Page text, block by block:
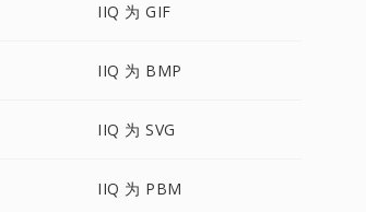
IIQ 为 GIF
IIQ 为 BMP
IIQ 为 SVG
IIQ 为 PBM